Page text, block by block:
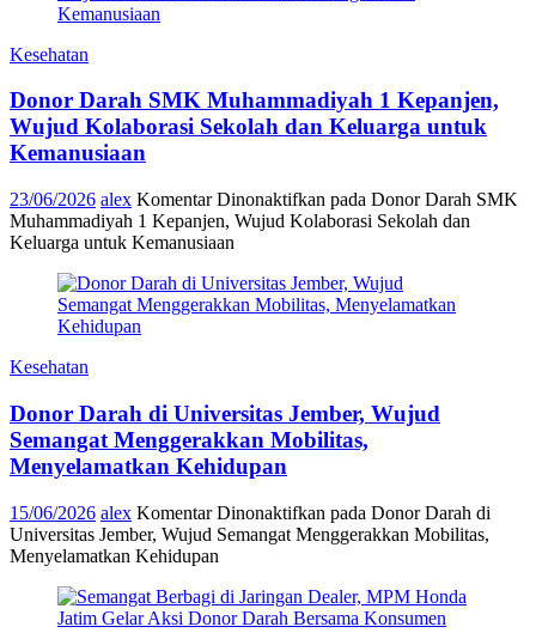
Kesehatan
Donor Darah SMK Muhammadiyah 1 Kepanjen,
Wujud Kolaborasi Sekolah dan Keluarga untuk
Kemanusiaan
23/06/2026 alex Komentar Dinonaktifkan pada Donor Darah SMK
Muhammadiyah 1 Kepanjen, Wujud Kolaborasi Sekolah dan
Keluarga untuk Kemanusiaan
Kesehatan
Donor Darah di Universitas Jember, Wujud
Semangat Menggerakkan Mobilitas,
Menyelamatkan Kehidupan
15/06/2026 alex Komentar Dinonaktifkan pada Donor Darah di
Universitas Jember, Wujud Semangat Menggerakkan Mobilitas,
Menyelamatkan Kehidupan